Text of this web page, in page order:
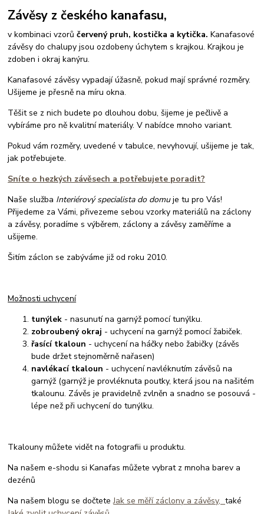
Závěsy z českého kanafasu,
v kombinaci vzorůčervený pruh, kostička a kytička.Kanafasové
závěsy do chalupy jsou ozdobeny úchytem s krajkou. Krajkou je
zdoben i okraj kanýru.
Kanafasové závěsy vypadají úžasně, pokud mají správné rozměry.
Ušijeme je přesně na míru okna.
Těšit se z nich budete po dlouhou dobu, šijeme je pečlivě a
vybíráme pro ně kvalitní materiály. V nabídce mnoho variant.
Pokud vám rozměry, uvedené v tabulce, nevyhovují, ušijeme je tak,
jak potřebujete.
Sníte o hezkých závěsech a potřebujete poradit?
Naše služba Interiérový specialista do domuje tu pro Vás!
Přijedeme za Vámi, přivezeme sebou vzorky materiálů na záclony
a závěsy, poradíme s výběrem, záclony a závěsy zaměříme a
ušijeme.
Šitím záclon se zabýváme již od roku 2010.
Možnosti uchycení
tunýlek - nasunutí na garnýž pomocí tunýlku.
zobroubený okraj - uchycení na garnýž pomocí žabiček.
řasící tkaloun - uchycení na háčky nebo žabičky (závěs
bude držet stejnoměrně nařasen)
navlékací tkaloun - uchycení navléknutím závěsů na
garnýž (garnýž je provléknuta poutky, která jsou na našitém
tkalounu. Závěs je pravidelně zvlněn a snadno se posouvá -
lépe než při uchycení do tunýlku.
Tkalouny můžete vidět na fotografii u produktu.
Na našem e-shodu si Kanafas můžete vybrat z mnoha barev a
dezénů
Na našem blogu se dočteteJak se měří záclony a závěsy,také